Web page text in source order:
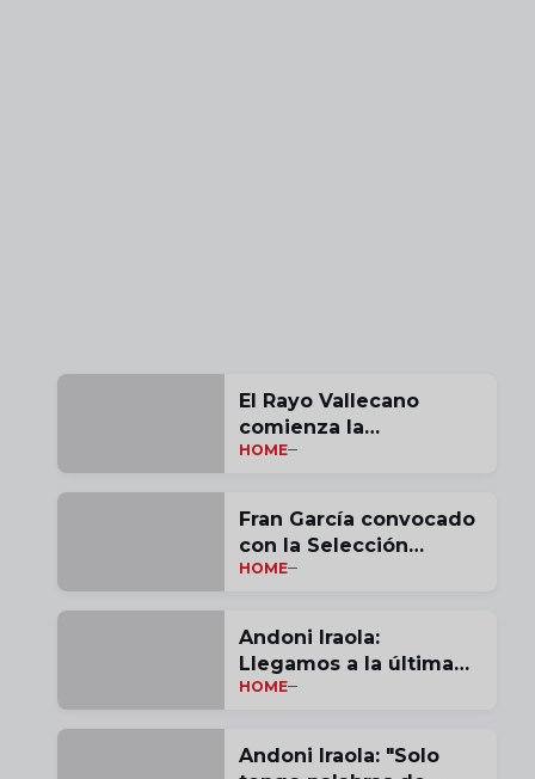
El Rayo Vallecano
comienza la
pretemporada
HOME
Fran García convocado
con la Selección
Española
HOME
Andoni Iraola:
Llegamos a la última
jornada con opciones |
HOME
Andoni Iraola: "Solo